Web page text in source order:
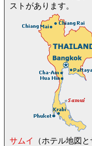
ストがあります。
サムイ
（ホテル地図